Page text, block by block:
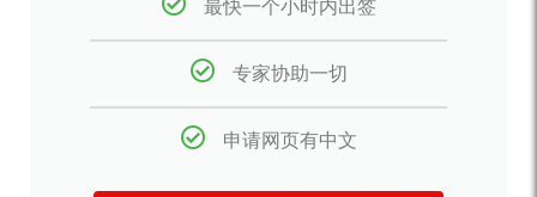
最快一个小时内出签
专家协助一切
申请网页有中文